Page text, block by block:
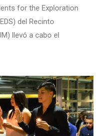
for the Exploration
del Recinto
llevó a cabo el